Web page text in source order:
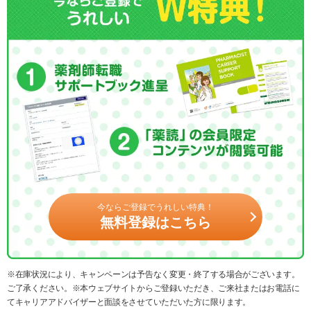
今ならご登録でうれしい特典！
無料登録はこちら
※在庫状況により、キャンペーンは予告なく変更・終了する場合がございます。
ご了承ください。※本ウェブサイトからご登録いただき、ご来社またはお電話に
てキャリアアドバイザーと面談をさせていただいた方に限ります。